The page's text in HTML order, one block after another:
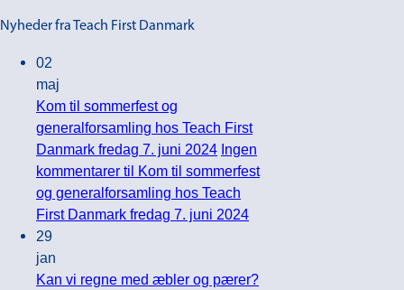
Nyheder fra Teach First Danmark
02
maj
Kom til sommerfest og
generalforsamling hos Teach First
Danmark fredag 7. juni 2024 Ingen
kommentarer til Kom til sommerfest
og generalforsamling hos Teach
First Danmark fredag 7. juni 2024
29
jan
Kan vi regne med æbler og pærer?